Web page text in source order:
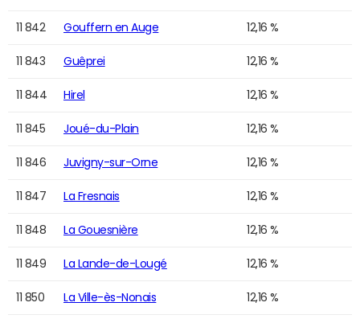
11 842 Gouffern en Auge 12,16 %
11 843 Guêprei 12,16 %
11 844 Hirel 12,16 %
11 845 Joué-du-Plain 12,16 %
11 846 Juvigny-sur-Orne 12,16 %
11 847 La Fresnais 12,16 %
11 848 La Gouesnière 12,16 %
11 849 La Lande-de-Lougé 12,16 %
11 850 La Ville-ès-Nonais 12,16 %